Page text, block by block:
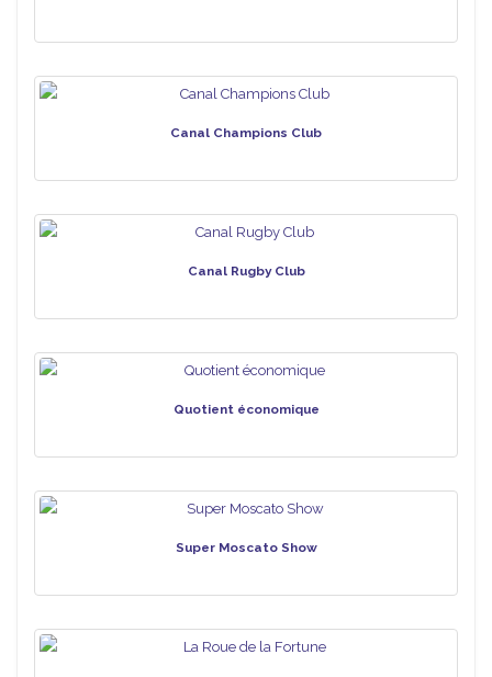
Canal Champions Club
Canal Rugby Club
Quotient économique
Super Moscato Show